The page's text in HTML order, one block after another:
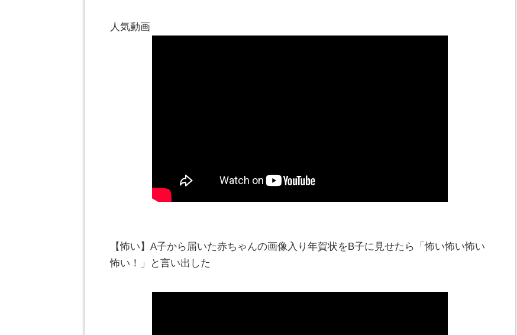
人気動画
【怖い】A子から届いた赤ちゃんの画像入り年賀状をB子に見せたら「怖い怖い怖い
怖い！」と言い出した